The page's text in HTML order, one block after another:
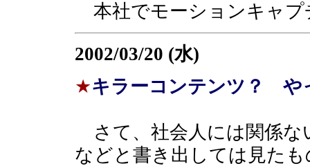
本社でモーションキャプ
2002/03/20 (水)
★キラーコンテンツ？ や
さて、社会人には関係な
などと書き出しては見た